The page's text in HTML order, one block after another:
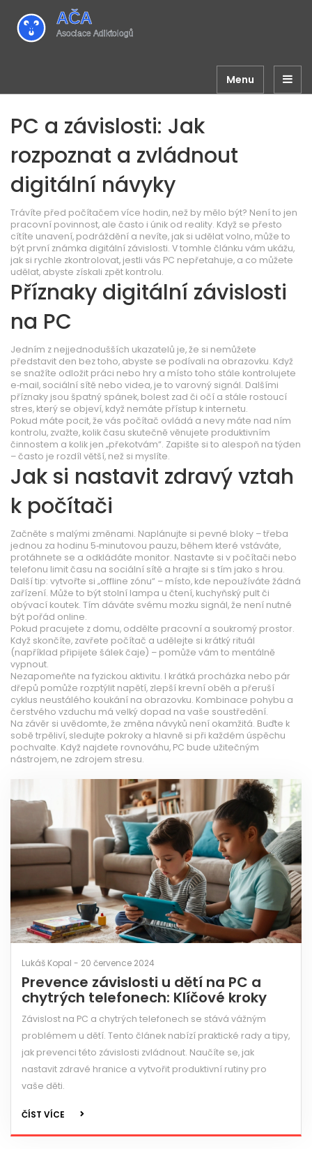
Menu
PC a závislosti: Jak
rozpoznat a zvládnout
digitální návyky
Trávíte před počítačem více hodin, než by mělo být? Není to jen
pracovní povinnost, ale často i únik od reality. Když se přesto
cítíte unavení, podráždění a nevíte, jak si udělat volno, může to
být první známka digitální závislosti. V tomhle článku vám ukážu,
jak si rychle zkontrolovat, jestli vás PC nepřetahuje, a co můžete
udělat, abyste získali zpět kontrolu.
Příznaky digitální závislosti
na PC
Jedním z nejjednodušších ukazatelů je, že si nemůžete
představit den bez toho, abyste se podívali na obrazovku. Když
se snažíte odložit práci nebo hry a místo toho stále kontrolujete
e‑mail, sociální sítě nebo videa, je to varovný signál. Dalšími
příznaky jsou špatný spánek, bolest zad či očí a stále rostoucí
stres, který se objeví, když nemáte přístup k internetu.
Pokud máte pocit, že vás počítač ovládá a nevy máte nad ním
kontrolu, zvažte, kolik času skutečně věnujete produktivním
činnostem a kolik jen „překotvám“. Zapište si to alespoň na týden
– často je rozdíl větší, než si myslíte.
Jak si nastavit zdravý vztah
k počítači
Začněte s malými změnami. Naplánujte si pevné bloky – třeba
jednou za hodinu 5‑minutovou pauzu, během které vstáváte,
protáhnete se a odkládáte monitor. Nastavte si v počítači nebo
telefonu limit času na sociální sítě a hrajte si s tím jako s hrou.
Další tip: vytvořte si „offline zónu“ – místo, kde nepoužíváte žádná
zařízení. Může to být stolní lampa u čtení, kuchyňský pult či
obývací koutek. Tím dáváte svému mozku signál, že není nutné
být pořád online.
Pokud pracujete z domu, oddělte pracovní a soukromý prostor.
Když skončíte, zavřete počítač a udělejte si krátký rituál
(například připijete šálek čaje) – pomůže vám to mentálně
vypnout.
Nezapomeňte na fyzickou aktivitu. I krátká procházka nebo pár
dřepů pomůže rozptýlit napětí, zlepší krevní oběh a přeruší
cyklus neustálého koukání na obrazovku. Kombinace pohybu a
čerstvého vzduchu má velký dopad na vaše soustředění.
Na závěr si uvědomte, že změna návyků není okamžitá. Buďte k
sobě trpěliví, sledujte pokroky a hlavně si při každém úspěchu
pochvalte. Když najdete rovnováhu, PC bude užitečným
nástrojem, ne zdrojem stresu.
Lukáš Kopal - 20 července 2024
Prevence závislosti u dětí na PC a
chytrých telefonech: Klíčové kroky
Závislost na PC a chytrých telefonech se stává vážným
problémem u dětí. Tento článek nabízí praktické rady a tipy,
jak prevenci této závislosti zvládnout. Naučíte se, jak
nastavit zdravé hranice a vytvořit produktivní rutiny pro
vaše děti.
ČÍST VÍCE